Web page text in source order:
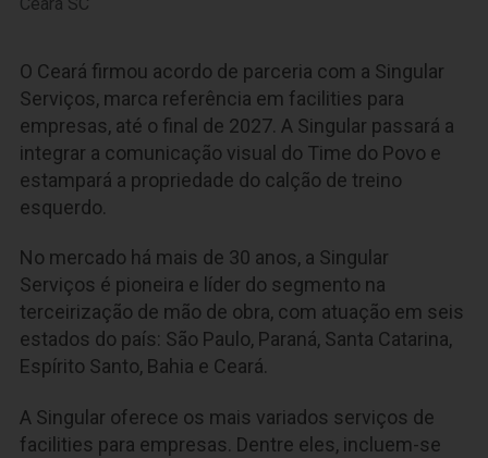
O Ceará firmou acordo de parceria com a Singular
Serviços, marca referência em facilities para
empresas, até o final de 2027. A Singular passará a
integrar a comunicação visual do Time do Povo e
estampará a propriedade do calção de treino
esquerdo.
No mercado há mais de 30 anos, a Singular
Serviços é pioneira e líder do segmento na
terceirização de mão de obra, com atuação em seis
estados do país: São Paulo, Paraná, Santa Catarina,
Espírito Santo, Bahia e Ceará.
A Singular oferece os mais variados serviços de
facilities para empresas. Dentre eles, incluem-se